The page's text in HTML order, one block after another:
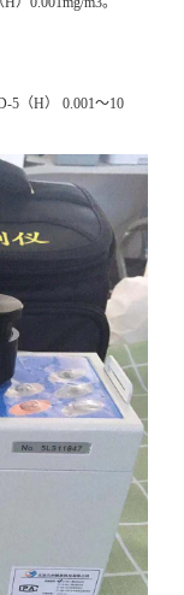
5（H） 0.001～10